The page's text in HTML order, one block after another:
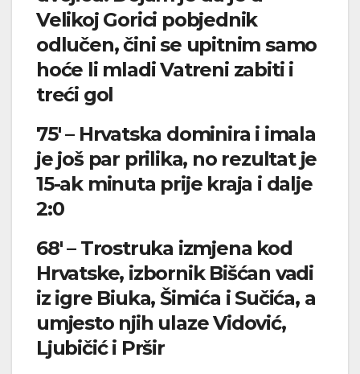
Velikoj Gorici pobjednik
odlučen, čini se upitnim samo
hoće li mladi Vatreni zabiti i
treći gol
75′ – Hrvatska dominira i imala
je još par prilika, no rezultat je
15-ak minuta prije kraja i dalje
2:0
68′ – Trostruka izmjena kod
Hrvatske, izbornik Bišćan vadi
iz igre Biuka, Šimića i Sučića, a
umjesto njih ulaze Vidović,
Ljubičić i Pršir